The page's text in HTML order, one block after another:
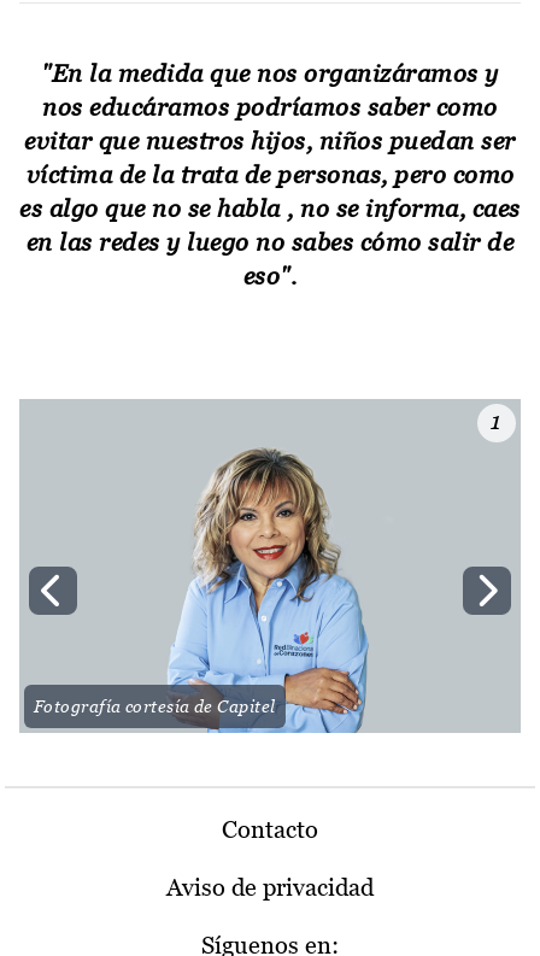
"En la medida que nos organizáramos y
nos educáramos podríamos saber como
evitar que nuestros hijos, niños puedan ser
víctima de la trata de personas, pero como
es algo que no se habla , no se informa, caes
en las redes y luego no sabes cómo salir de
eso".
1
Fotografía cortesía de Capitel
Contacto
Aviso de privacidad
Síguenos en: